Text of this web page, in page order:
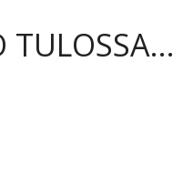
TULOSSA…